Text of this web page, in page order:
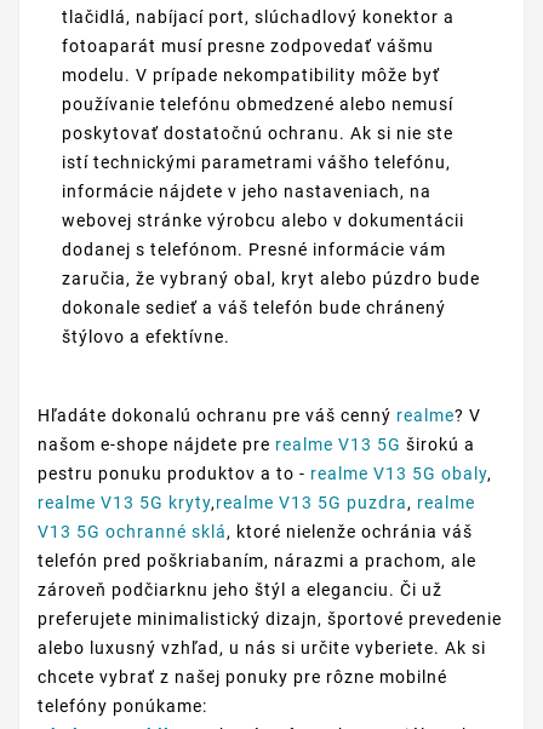
tlačidlá, nabíjací port, slúchadlový konektor a
fotoaparát musí presne zodpovedať vášmu
modelu. V prípade nekompatibility môže byť
používanie telefónu obmedzené alebo nemusí
poskytovať dostatočnú ochranu. Ak si nie ste
istí technickými parametrami vášho telefónu,
informácie nájdete v jeho nastaveniach, na
webovej stránke výrobcu alebo v dokumentácii
dodanej s telefónom. Presné informácie vám
zaručia, že vybraný obal, kryt alebo púzdro bude
dokonale sedieť a váš telefón bude chránený
štýlovo a efektívne.
Hľadáte dokonalú ochranu pre váš cenný realme? V
našom e-shope nájdete pre realme V13 5G širokú a
pestru ponuku produktov a to - realme V13 5G obaly,
realme V13 5G kryty,realme V13 5G puzdra, realme
V13 5G ochranné sklá, ktoré nielenže ochránia váš
telefón pred poškriabaním, nárazmi a prachom, ale
zároveň podčiarknu jeho štýl a eleganciu. Či už
preferujete minimalistický dizajn, športové prevedenie
alebo luxusný vzhľad, u nás si určite vyberiete. Ak si
chcete vybrať z našej ponuky pre rôzne mobilné
telefóny ponúkame: